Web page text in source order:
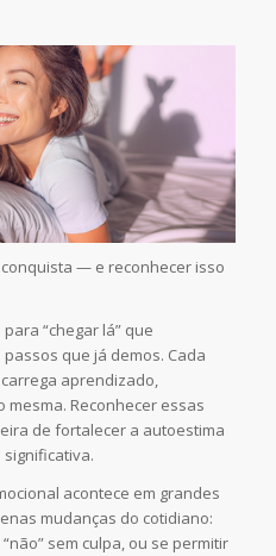
— e reconhecer isso
“chegar lá” que
que já demos. Cada
aprendizado,
mesma. Reconhecer essas
de fortalecer a autoestima
acontece em grandes
mudanças do cotidiano:
sem culpa, ou se permitir